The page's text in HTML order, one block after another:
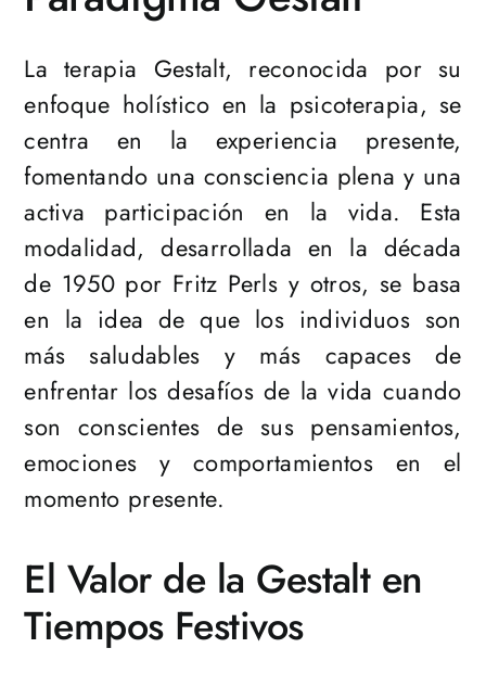
La terapia Gestalt, reconocida por su
enfoque holístico en la psicoterapia, se
centra en la experiencia presente,
fomentando una consciencia plena y una
activa participación en la vida. Esta
modalidad, desarrollada en la década
de 1950 por Fritz Perls y otros, se basa
en la idea de que los individuos son
más saludables y más capaces de
enfrentar los desafíos de la vida cuando
son conscientes de sus pensamientos,
emociones y comportamientos en el
momento presente.
El Valor de la Gestalt en
Tiempos Festivos